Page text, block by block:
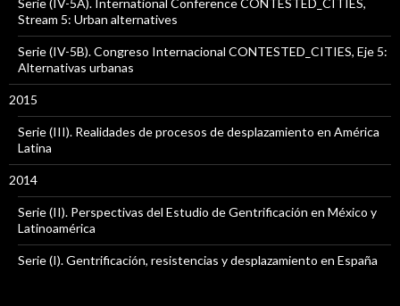
Serie (IV-5A). International Conference CONTESTED_CITIES,
Stream 5: Urban alternatives
Serie (IV-5B). Congreso Internacional CONTESTED_CITIES, Eje 5:
Alternativas urbanas
2015
Serie (III). Realidades de procesos de desplazamiento en América
Latina
2014
Serie (II). Perspectivas del Estudio de Gentrificación en México y
Latinoamérica
Serie (I). Gentrificación, resistencias y desplazamiento en España